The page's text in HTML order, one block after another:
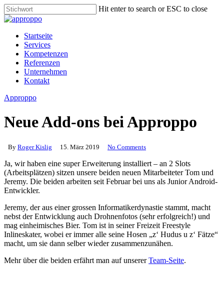
Skip
to
main
content
Hit enter to search or ESC to close
Close
Menu
Startseite
Services
Kompetenzen
Referenzen
Unternehmen
Kontakt
Approppo
Neue Add-ons bei Approppo
By Roger Kislig 15. März 2019 No Comments
Ja, wir haben eine super Erweiterung installiert – an 2 Slots
(Arbeitsplätzen) sitzen unsere beiden neuen Mitarbeiteter Tom und
Jeremy. Die beiden arbeiten seit Februar bei uns als Junior Android-
Entwickler.
Jeremy, der aus einer grossen Informatikerdynastie stammt, macht
nebst der Entwicklung auch Drohnenfotos (sehr erfolgreich!) und
mag einheimisches Bier. Tom ist in seiner Freizeit Freestyle
Inlineskater, wobei er immer alle seine Hosen „z‘ Hudus u z‘ Fätze“
macht, um sie dann selber wieder zusammenzunähen.
Mehr über die beiden erfährt man auf unsererTeam-Seite.